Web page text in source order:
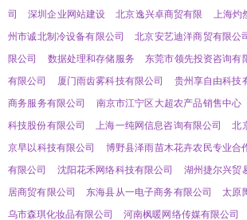
司
深圳企业网站建设 北京逸兴卓商贸有限 上海灼
州市诚北制冷设备有限公司
北京安艺迪洋商贸有限公
限公司
数据处理和存储服务 东莞市领先投资咨询有
有限公司
厦门雨齿雾科技有限公司 贵州享自由科技
商务服务有限公司
南京市江宁区大超农产品销售中心
科技股份有限公司
上海一纯网信息咨询有限公司 北
京早以科技有限公司
博野县泽雨苗木花卉农民专业合
有限公司
沈阳花禾网络科技有限公司 湖州捷尔兴贸
居商贸有限公司
东海县从一电子商务有限公司 太原
乌市森琪化妆品有限公司
河南枫暖网络传媒有限公司